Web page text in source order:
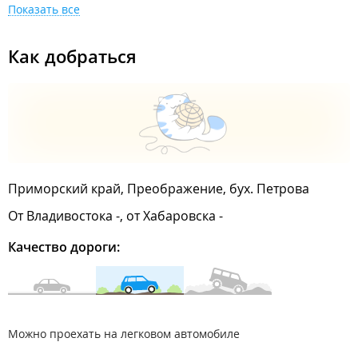
Показать все
Как добраться
Приморский край, Преображение, бух. Петрова
От Владивостока -, от Хабаровска -
Качество дороги:
Можно проехать на легковом автомобиле